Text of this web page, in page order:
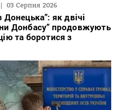
03 Серпня 2026
як двічі
Донбасу” продовжують
та боротися з